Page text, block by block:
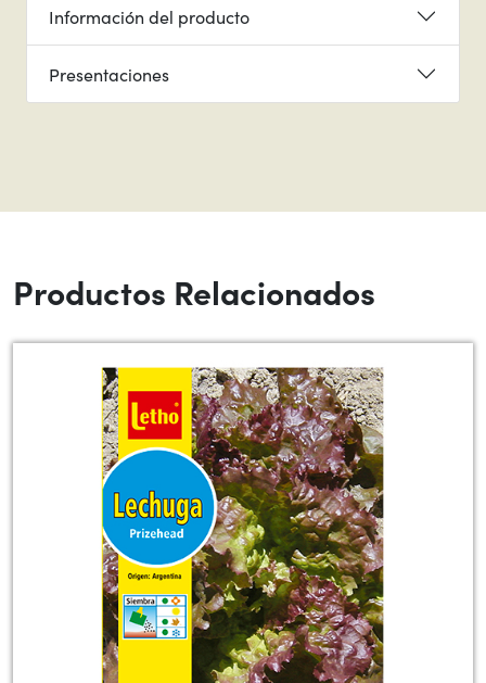
Información del producto
Presentaciones
Productos Relacionados